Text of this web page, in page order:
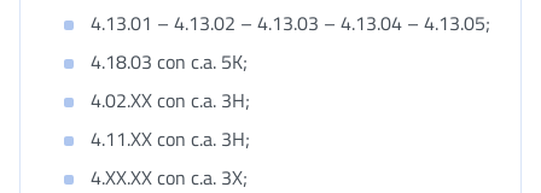
4.13.01 – 4.13.02 – 4.13.03 – 4.13.04 – 4.13.05;
4.18.03 con c.a. 5K;
4.02.XX con c.a. 3H;
4.11.XX con c.a. 3H;
4.XX.XX con c.a. 3X;